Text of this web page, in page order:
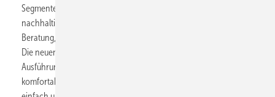
Segmente „Plan – Tech – Care“ erleichtern effektiv und
nachhaltig die tägliche Arbeit, angefangen bei Planung und
Beratung, über die Installation bis hin zum After-Sales Bereich.
Die neuen Systemlösungen punkten mit ihrer platzsparenden
Ausführung, hoher Energieeffizienz und Hygiene sowie ihrer
komfortablen Handhabung. Die neuen Geräte lassen sich